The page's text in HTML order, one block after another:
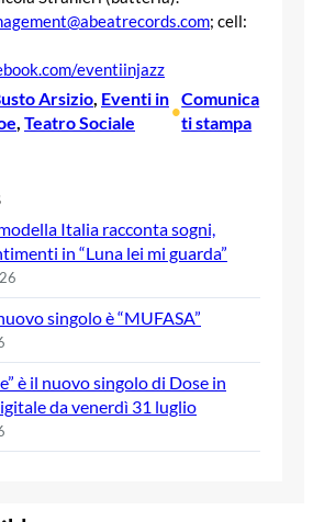
; cell:
eventiinjazz
Arsizio, Eventi in
, Teatro Sociale
•
Comunica
ti stampa
Italia racconta sogni,
in “Luna lei mi guarda”
singolo è “MUFASA”
è il nuovo singolo di Dose in
da venerdì 31 luglio